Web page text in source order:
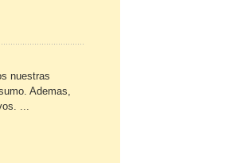
nuestras
Ademas,
...